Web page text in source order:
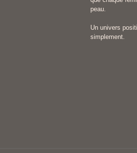
peau.
Un univers
simplement.